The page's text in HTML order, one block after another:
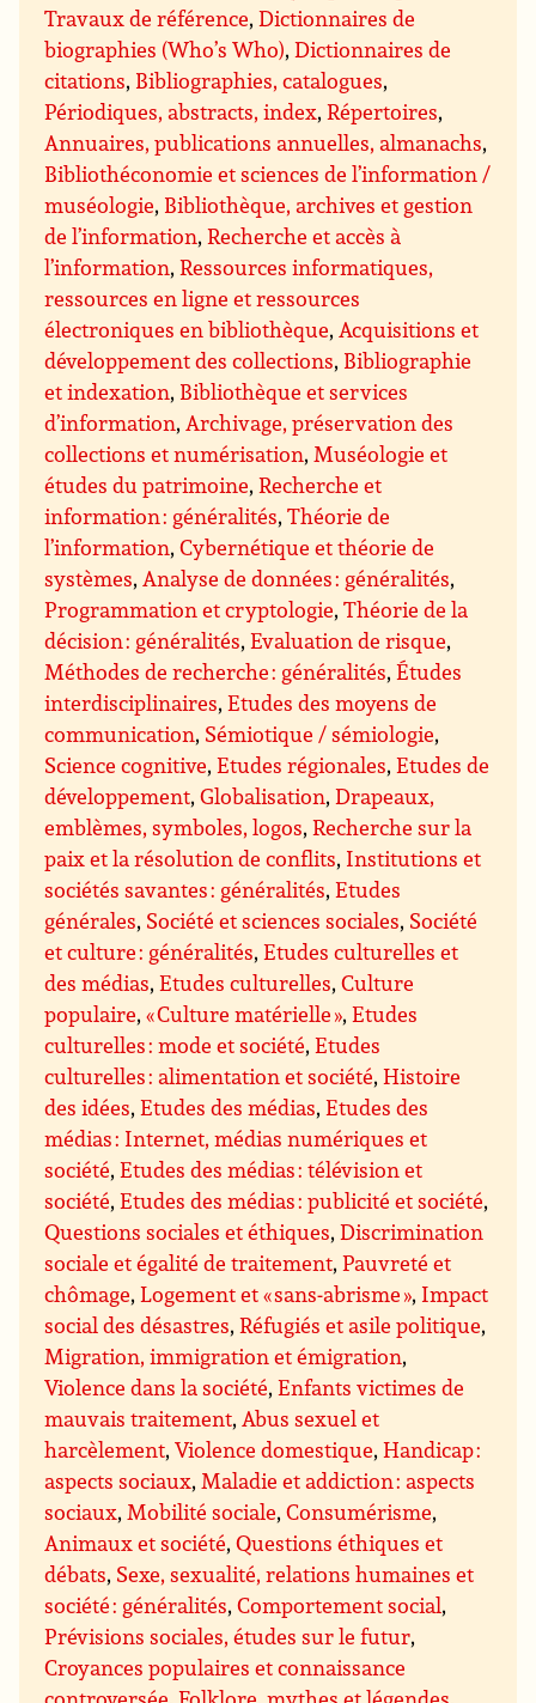
Travaux de référence,Dictionnaires de
biographies (Who’s Who),Dictionnaires de
citations, Bibliographies, catalogues,
Périodiques, abstracts, index,Répertoires,
Annuaires, publications annuelles, almanachs,
Bibliothéconomie et sciences de l’information /
muséologie, Bibliothèque, archives et gestion
de l’information,Recherche et accès à
l’information,Ressources informatiques,
ressources en ligne et ressources
électroniques en bibliothèque,Acquisitions et
développement des collections, Bibliographie
et indexation, Bibliothèque et services
d’information,Archivage, préservation des
collections et numérisation,Muséologie et
études du patrimoine,Recherche et
information : généralités,Théorie de
l’information,Cybernétique et théorie de
systèmes,Analyse de données : généralités,
Programmation et cryptologie,Théorie de la
décision : généralités,Evaluation de risque,
Méthodes de recherche : généralités,Études
interdisciplinaires,Etudes des moyens de
communication, Sémiotique / sémiologie,
Science cognitive,Etudes régionales,Etudes de
développement,Globalisation,Drapeaux,
emblèmes, symboles, logos,Recherche sur la
paix et la résolution de conflits, Institutions et
sociétés savantes : généralités,Etudes
générales, Société et sciences sociales, Société
et culture : généralités,Etudes culturelles et
des médias,Etudes culturelles,Culture
populaire,« Culture matérielle »,Etudes
culturelles : mode et société,Etudes
culturelles : alimentation et société,Histoire
des idées,Etudes des médias,Etudes des
médias : Internet, médias numériques et
société,Etudes des médias : télévision et
société,Etudes des médias : publicité et société,
Questions sociales et éthiques,Discrimination
sociale et égalité de traitement,Pauvreté et
chômage,Logement et « sans-abrisme », Impact
social des désastres,Réfugiés et asile politique,
Migration, immigration et émigration,
Violence dans la société,Enfants victimes de
mauvais traitement,Abus sexuel et
harcèlement,Violence domestique,Handicap :
aspects sociaux,Maladie et addiction : aspects
sociaux,Mobilité sociale,Consumérisme,
Animaux et société,Questions éthiques et
débats, Sexe, sexualité, relations humaines et
société : généralités,Comportement social,
Prévisions sociales, études sur le futur,
Croyances populaires et connaissance